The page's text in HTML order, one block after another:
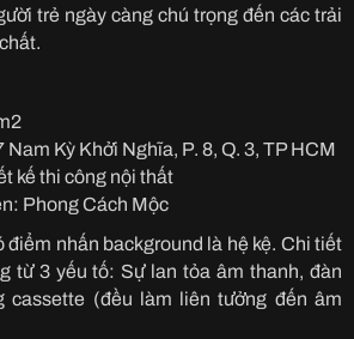
trẻ ngày càng chú trọng đến các trải
Kỳ Khởi Nghĩa, P. 8, Q. 3, TP HCM
kế thi công nội thất
Phong Cách Mộc
điểm nhấn background là hệ kệ. Chi tiết
từ 3 yếu tố: Sự lan tỏa âm thanh, đàn
cassette (đều làm liên tưởng đến âm